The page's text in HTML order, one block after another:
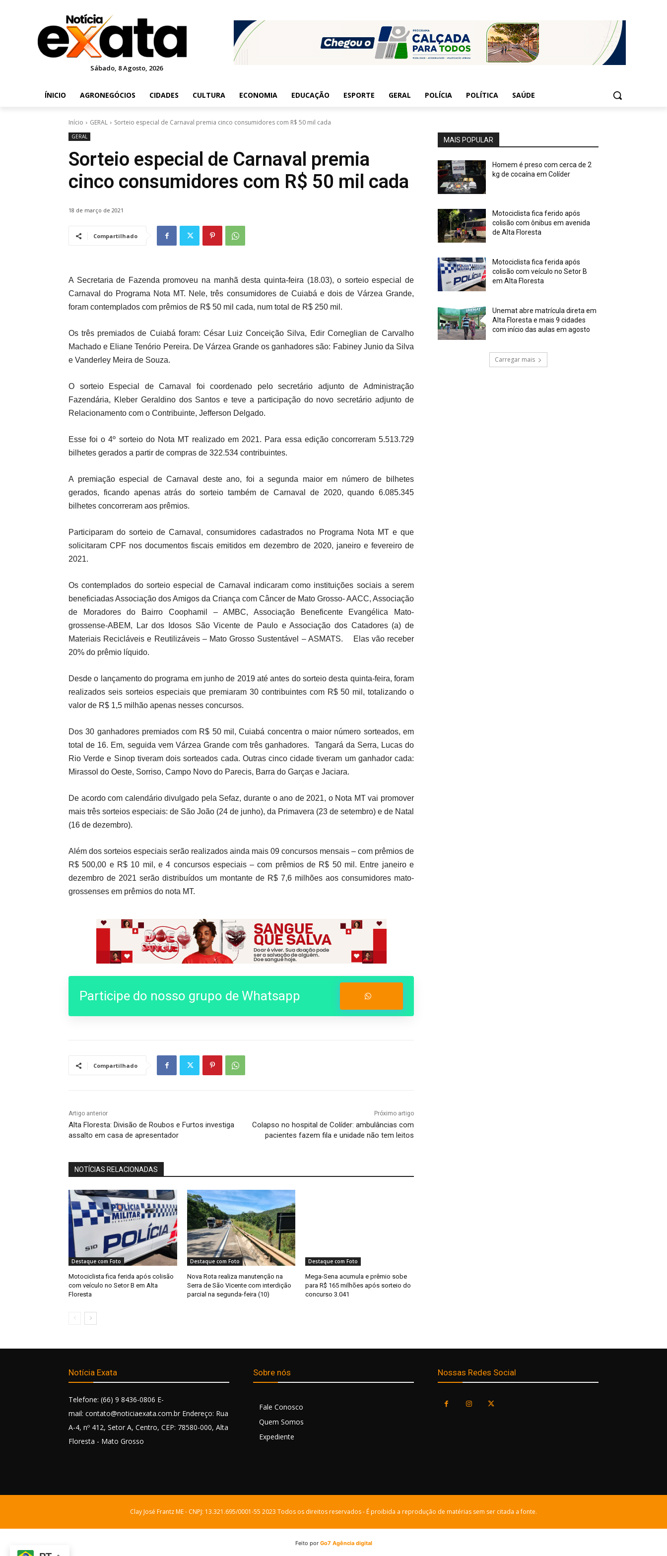
Sábado, 8 Agosto, 2026
ÍNICIO AGRONEGÓCIOS CIDADES CULTURA ECONOMIA EDUCAÇÃO ESPORTE GERAL POLÍCIA POLÍTICA SAÚDE
Início GERAL Sorteio especial de Carnaval premia cinco consumidores com R$ 50 mil cada
GERAL
Sorteio especial de Carnaval premia
cinco consumidores com R$ 50 mil cada
18 de março de 2021
Compartilhado
A Secretaria de Fazenda promoveu na manhã desta quinta-feira (18.03), o sorteio especial de
Carnaval do Programa Nota MT. Nele, três consumidores de Cuiabá e dois de Várzea Grande,
foram contemplados com prêmios de R$ 50 mil cada, num total de R$ 250 mil.
Os três premiados de Cuiabá foram: César Luiz Conceição Silva, Edir Corneglian de Carvalho
Machado e Eliane Tenório Pereira. De Várzea Grande os ganhadores são: Fabiney Junio da Silva
e Vanderley Meira de Souza.
O sorteio Especial de Carnaval foi coordenado pelo secretário adjunto de Administração
Fazendária, Kleber Geraldino dos Santos e teve a participação do novo secretário adjunto de
Relacionamento com o Contribuinte, Jefferson Delgado.
Esse foi o 4º sorteio do Nota MT realizado em 2021. Para essa edição concorreram 5.513.729
bilhetes gerados a partir de compras de 322.534 contribuintes.
A premiação especial de Carnaval deste ano, foi a segunda maior em número de bilhetes
gerados, ficando apenas atrás do sorteio também de Carnaval de 2020, quando 6.085.345
bilhetes concorreram aos prêmios.
Participaram do sorteio de Carnaval, consumidores cadastrados no Programa Nota MT e que
solicitaram CPF nos documentos fiscais emitidos em dezembro de 2020, janeiro e fevereiro de
2021.
Os contemplados do sorteio especial de Carnaval indicaram como instituições sociais a serem
beneficiadas Associação dos Amigos da Criança com Câncer de Mato Grosso- AACC, Associação
de Moradores do Bairro Coophamil – AMBC, Associação Beneficente Evangélica Mato-
grossense-ABEM, Lar dos Idosos São Vicente de Paulo e Associação dos Catadores (a) de
Materiais Recicláveis e Reutilizáveis – Mato Grosso Sustentável – ASMATS. Elas vão receber
20% do prêmio líquido.
Desde o lançamento do programa em junho de 2019 até antes do sorteio desta quinta-feira, foram
realizados seis sorteios especiais que premiaram 30 contribuintes com R$ 50 mil, totalizando o
valor de R$ 1,5 milhão apenas nesses concursos.
Dos 30 ganhadores premiados com R$ 50 mil, Cuiabá concentra o maior número sorteados, em
total de 16. Em, seguida vem Várzea Grande com três ganhadores. Tangará da Serra, Lucas do
Rio Verde e Sinop tiveram dois sorteados cada. Outras cinco cidade tiveram um ganhador cada:
Mirassol do Oeste, Sorriso, Campo Novo do Parecis, Barra do Garças e Jaciara.
De acordo com calendário divulgado pela Sefaz, durante o ano de 2021, o Nota MT vai promover
mais três sorteios especiais: de São João (24 de junho), da Primavera (23 de setembro) e de Natal
(16 de dezembro).
Além dos sorteios especiais serão realizados ainda mais 09 concursos mensais – com prêmios de
R$ 500,00 e R$ 10 mil, e 4 concursos especiais – com prêmios de R$ 50 mil. Entre janeiro e
dezembro de 2021 serão distribuídos um montante de R$ 7,6 milhões aos consumidores mato-
grossenses em prêmios do nota MT.
Participe do nosso grupo de Whatsapp
Compartilhado
Artigo anterior
Alta Floresta: Divisão de Roubos e Furtos investiga
assalto em casa de apresentador
Próximo artigo
Colapso no hospital de Colíder: ambulâncias com
pacientes fazem fila e unidade não tem leitos
NOTÍCIAS RELACIONADAS
Destaque com Foto
Motociclista fica ferida após colisão
com veículo no Setor B em Alta
Floresta
Destaque com Foto
Nova Rota realiza manutenção na
Serra de São Vicente com interdição
parcial na segunda-feira (10)
Destaque com Foto
Mega-Sena acumula e prêmio sobe
para R$ 165 milhões após sorteio do
concurso 3.041
MAIS POPULAR
Homem é preso com cerca de 2
kg de cocaína em Colíder
Motociclista fica ferido após
colisão com ônibus em avenida
de Alta Floresta
Motociclista fica ferida após
colisão com veículo no Setor B
em Alta Floresta
Unemat abre matrícula direta em
Alta Floresta e mais 9 cidades
com início das aulas em agosto
Carregar mais
Notícia Exata
Telefone: (66) 9 8436-0806 E-
mail: contato@noticiaexata.com.br Endereço: Rua
A-4, nº 412, Setor A, Centro, CEP: 78580-000, Alta
Floresta - Mato Grosso
Sobre nós
Fale Conosco
Quem Somos
Expediente
Nossas Redes Social
Clay José Frantz ME - CNPJ: 13.321.695/0001-55 2023 Todos os direitos reservados - É proibida a reprodução de matérias sem ser citada a fonte.
Feito porGo7 Agência digital